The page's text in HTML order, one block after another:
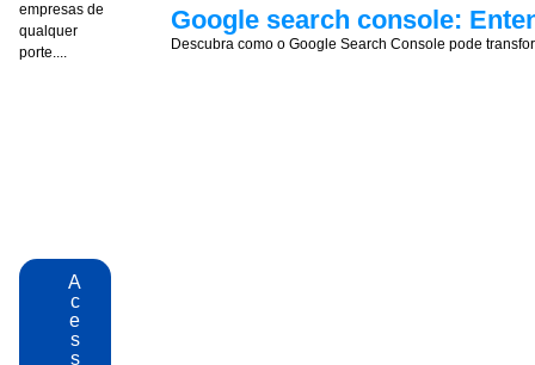
empresas de
qualquer
porte....
A
c
e
s
s
Google search console:
Descubra como o Google Search Console pode